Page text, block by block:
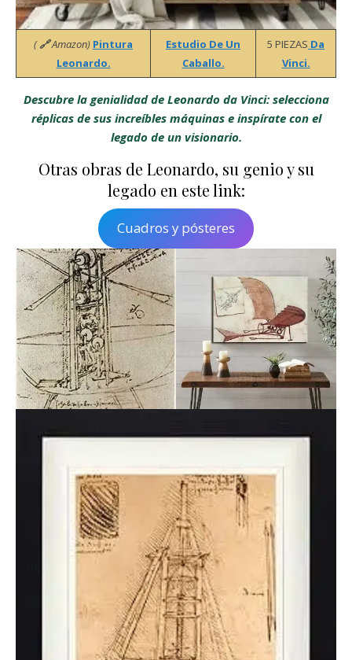
(🔗Amazon) Pintura
Leonardo.
Estudio De Un
Caballo.
5 PIEZAS Da
Vinci.
Descubre la genialidad de Leonardo da Vinci: selecciona
réplicas de sus increíbles máquinas e inspírate con el
legado de un visionario.
Otras obras de Leonardo, su genio y su
legado en este link:
Cuadros y pósteres